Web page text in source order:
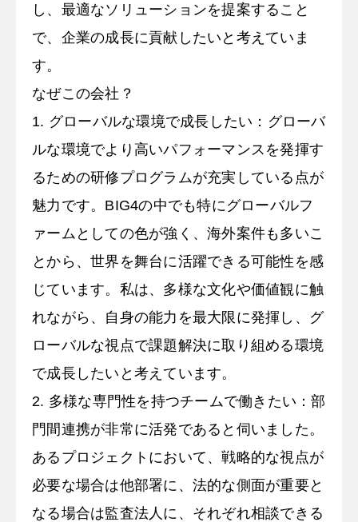
し、最適なソリューションを提案すること
で、企業の成長に貢献したいと考えていま
す。
なぜこの会社？
1. グローバルな環境で成長したい：グローバ
ルな環境でより高いパフォーマンスを発揮す
るための研修プログラムが充実している点が
魅力です。BIG4の中でも特にグローバルフ
ァームとしての色が強く、海外案件も多いこ
とから、世界を舞台に活躍できる可能性を感
じています。私は、多様な文化や価値観に触
れながら、自身の能力を最大限に発揮し、グ
ローバルな視点で課題解決に取り組める環境
で成長したいと考えています。
2. 多様な専門性を持つチームで働きたい：部
門間連携が非常に活発であると伺いました。
あるプロジェクトにおいて、戦略的な視点が
必要な場合は他部署に、法的な側面が重要と
なる場合は監査法人に、それぞれ相談できる